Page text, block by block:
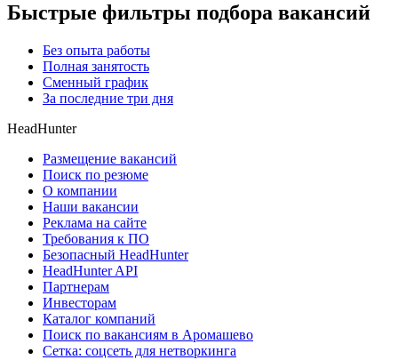
Быстрые фильтры подбора вакансий
Без опыта работы
Полная занятость
Сменный график
За последние три дня
HeadHunter
Размещение вакансий
Поиск по резюме
О компании
Наши вакансии
Реклама на сайте
Требования к ПО
Безопасный HeadHunter
HeadHunter API
Партнерам
Инвесторам
Каталог компаний
Поиск по вакансиям в Аромашево
Сетка: соцсеть для нетворкинга